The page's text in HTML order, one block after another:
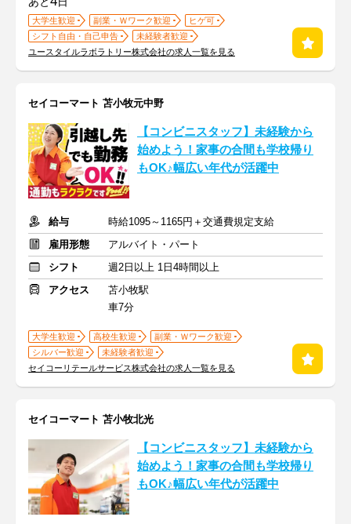
大学生歓迎 副業・Ｗワーク歓迎
ヒゲ可
シフト自由・自己申告
未経験者歓迎
ユースタイルラボラトリー株式会社の求人一覧を見る
セイコーマート 苫小牧元中野
【コンビニスタッフ】未経験から
始めよう！家事の合間も学校帰り
もOK♪幅広い年代が活躍中
給与
時給1095～1165円＋交通費規定支給
雇用形態
アルバイト・パート
シフト
週2日以上 1日4時間以上
アクセス
苫小牧駅
車7分
大学生歓迎 高校生歓迎
副業・Ｗワーク歓迎
シルバー歓迎
未経験者歓迎
セイコーリテールサービス株式会社の求人一覧を見る
セイコーマート 苫小牧北光
【コンビニスタッフ】未経験から
始めよう！家事の合間も学校帰り
もOK♪幅広い年代が活躍中